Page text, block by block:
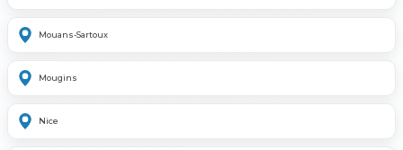
Mouans-Sartoux
Mougins
Nice